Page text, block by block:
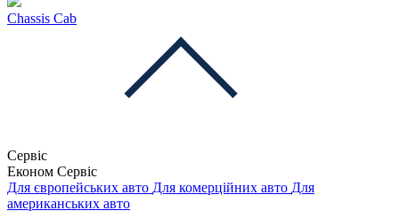
Chassis Cab
Сервіс
Економ Сервіс
Для європейських авто Для комерційних авто Для
американських авто